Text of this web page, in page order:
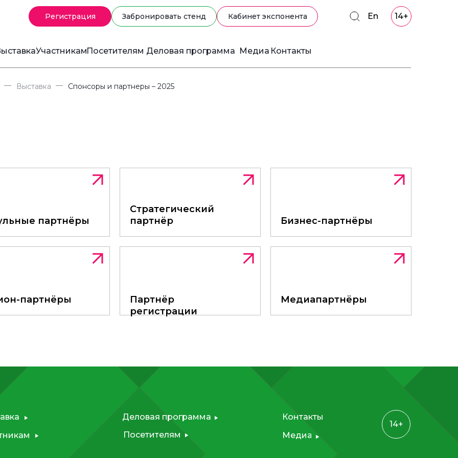
Регистрация Забронировать стенд Кабинет экспонента
УчастникамПосетителям Деловая программа Медиа Контакты
En 14+
Выставка
— Спонсоры и партнеры – 2025
—
Стратегический
партнёр
Стратегический
партнёр
партнёры
партнёры
партнёры
партнёры Партнёр регистрации
Партнёр
регистрации
Медиапартнёры
Медиапартнёры
Бизнес-партнёры
Бизнес-партнёры
14+
Медиа
Посетителям
Контакты
Деловая программа